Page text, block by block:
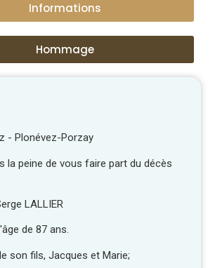
Informations
Hommage
- Plonévez-Porzay
la peine de vous faire part du décès
LALLIER
de 87 ans.
son fils, Jacques et Marie;